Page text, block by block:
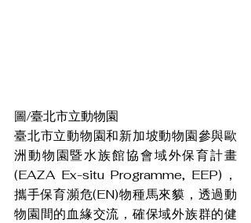
圖/臺北市立動物園
臺北市立動物園和新加坡動物園參與歐
洲動物園暨水族館協會域外保育計畫
(EAZA Ex-situ Programme, EEP)，
攜手保育瀕危(EN)物種馬來貘，透過動
物園間的血緣交流，確保域外族群的健